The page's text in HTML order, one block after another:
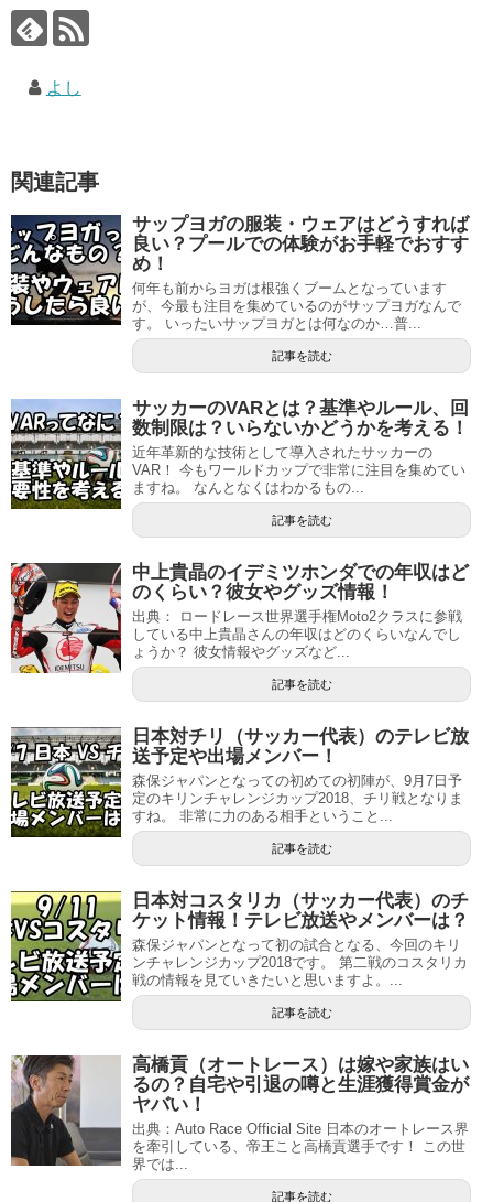
よし
関連記事
サップヨガの服装・ウェアはどうすれば
良い？プールでの体験がお手軽でおすす
め！
何年も前からヨガは根強くブームとなっています
が、今最も注目を集めているのがサップヨガなんで
す。 いったいサップヨガとは何なのか…普...
記事を読む
サッカーのVARとは？基準やルール、回
数制限は？いらないかどうかを考える！
近年革新的な技術として導入されたサッカーの
VAR！ 今もワールドカップで非常に注目を集めてい
ますね。 なんとなくはわかるもの...
記事を読む
中上貴晶のイデミツホンダでの年収はど
のくらい？彼女やグッズ情報！
出典： ロードレース世界選手権Moto2クラスに参戦
している中上貴晶さんの年収はどのくらいなんでし
ょうか？ 彼女情報やグッズなど...
記事を読む
日本対チリ（サッカー代表）のテレビ放
送予定や出場メンバー！
森保ジャパンとなっての初めての初陣が、9月7日予
定のキリンチャレンジカップ2018、チリ戦となりま
すね。 非常に力のある相手ということ...
記事を読む
日本対コスタリカ（サッカー代表）のチ
ケット情報！テレビ放送やメンバーは？
森保ジャパンとなって初の試合となる、今回のキリ
ンチャレンジカップ2018です。 第二戦のコスタリカ
戦の情報を見ていきたいと思いますよ。...
記事を読む
高橋貢（オートレース）は嫁や家族はい
るの？自宅や引退の噂と生涯獲得賞金が
ヤバい！
出典：Auto Race Official Site 日本のオートレース界
を牽引している、帝王こと高橋貢選手です！ この世
界では...
記事を読む